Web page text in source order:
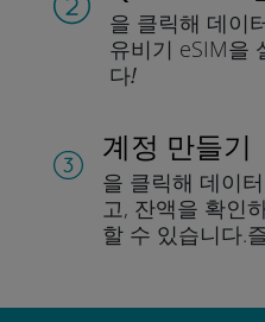
을 클릭해 데이
유비기 eSIM을
다!
계정 만들기
을 클릭해 데이
고, 잔액을 확인
할 수 있습니다.